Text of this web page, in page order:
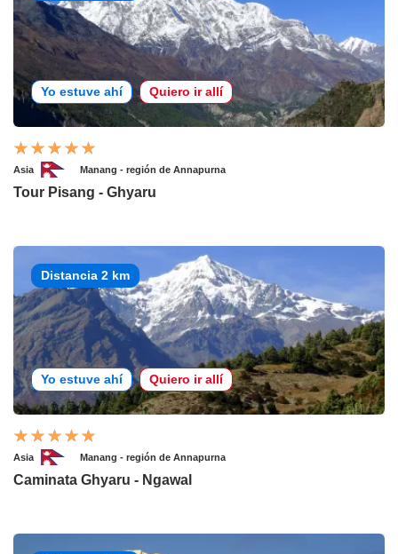
Yo estuve ahí Quiero ir allí
Asia Manang - región de Annapurna
Tour Pisang - Ghyaru
Distancia 2 km
Yo estuve ahí Quiero ir allí
Asia Manang - región de Annapurna
Caminata Ghyaru - Ngawal